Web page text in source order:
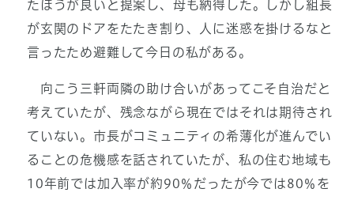
たほうが良いと提案し、母も納得した。しかし組長
が玄関のドアをたたき割り、人に迷惑を掛けるなと
言ったため避難して今日の私がある。
向こう三軒両隣の助け合いがあってこそ自治だと
考えていたが、残念ながら現在ではそれは期待され
ていない。市長がコミュニティの希薄化が進んでい
ることの危機感を話されていたが、私の住む地域も
10年前では加入率が約90％だったが今では80％を